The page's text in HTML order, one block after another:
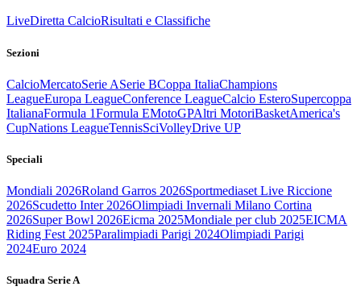
LiveDiretta CalcioRisultati e Classifiche
Sezioni
CalcioMercatoSerie ASerie BCoppa ItaliaChampions
LeagueEuropa LeagueConference LeagueCalcio EsteroSupercoppa
ItalianaFormula 1Formula EMotoGPAltri MotoriBasketAmerica's
CupNations LeagueTennisSciVolleyDrive UP
Speciali
Mondiali 2026Roland Garros 2026Sportmediaset Live Riccione
2026Scudetto Inter 2026Olimpiadi Invernali Milano Cortina
2026Super Bowl 2026Eicma 2025Mondiale per club 2025EICMA
Riding Fest 2025Paralimpiadi Parigi 2024Olimpiadi Parigi
2024Euro 2024
Squadra Serie A